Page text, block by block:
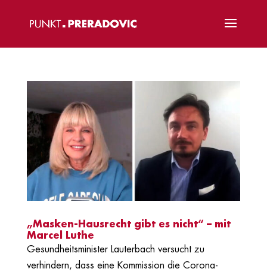
„Masken-Hausrecht gibt es nicht“ – mit
Marcel Luthe
Gesundheitsminister Lauterbach versucht zu
verhindern, dass eine Kommission die Corona-